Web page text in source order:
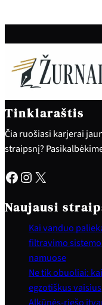
Tinklaraštis
Čia ruošiasi karjerai
straipsnį?
Facebook Instagram X
Naujausi
Kai vanduo
filtravimo
namuose
Ne tik obuoliai:
egzotiškus vaisius